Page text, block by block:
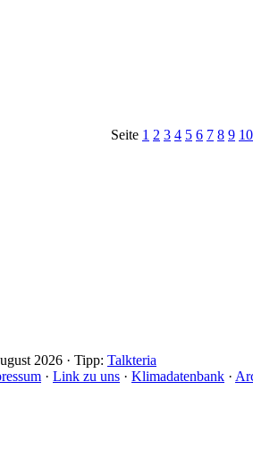
Seite 1 2 3 4 5 6 7 8 9 10
2026 · Tipp: Talkteria
· Link zu uns · Klimadatenbank ·